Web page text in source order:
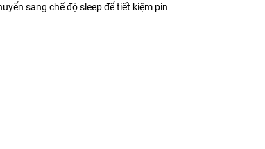
sang chế độ sleep để tiết kiệm pin